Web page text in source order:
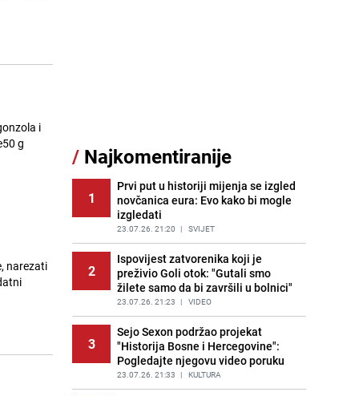
i
narezati
Novog
BOSNA I HERCEGOVINA
12
Pojavili su vam se mravi u kući? Bez
brige, ovo su najbolji načini da ih se
riješite
PRIJE 2 DANA | ŽIVOT I STIL
13
Kao iz slastičarne: Rolada od
čokolade i kokosa bez pečenja,
jednostavan desert bez imalo muke
PRIJE 1 DAN | RECEPTI
14
Kako izgleda travnjak stadiona
Koševo nakon tri koncerta Dine
Merlina
PRIJE 2 DANA | FOTO
/ Najkomentiranije
1
Prvi put u historiji mijenja se izgled
novčanica eura: Evo kako bi mogle
izgledati
23.07.26. 21:20 | SVIJET
2
Ispovijest zatvorenika koji je
preživio Goli otok: "Gutali smo
žilete samo da bi završili u bolnici"
23.07.26. 21:23 | VIDEO
3
Sejo Sexon podržao projekat
"Historija Bosne i Hercegovine":
Pogledajte njegovu video poruku
23.07.26. 21:33 | KULTURA